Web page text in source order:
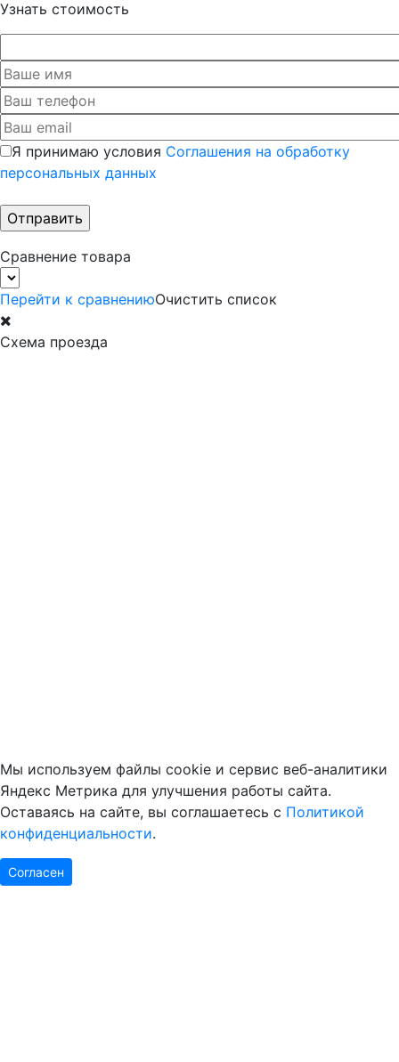
Узнать стоимость
Я принимаю условия Соглашения на обработку
персональных данных
Сравнение товара
Перейти к сравнениюОчистить список
Схема проезда
Мы используем файлы cookie и сервис веб-аналитики
Яндекс Метрика для улучшения работы сайта.
Оставаясь на сайте, вы соглашаетесь с Политикой
конфиденциальности.
Согласен